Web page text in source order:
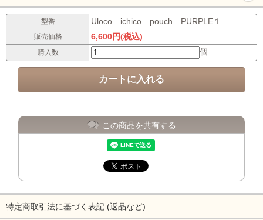
型番 Uloco ichico pouch PURPLE１
販売価格 6,600円(税込)
購入数 個
この商品を共有する
特定商取引法に基づく表記 (返品など)